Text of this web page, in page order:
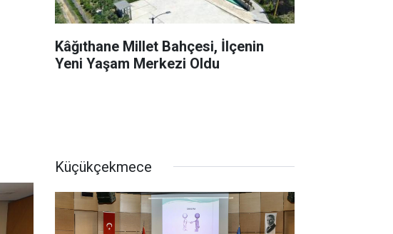
Kâğıthane Millet Bahçesi, İlçenin
Yeni Yaşam Merkezi Oldu
Küçükçekmece